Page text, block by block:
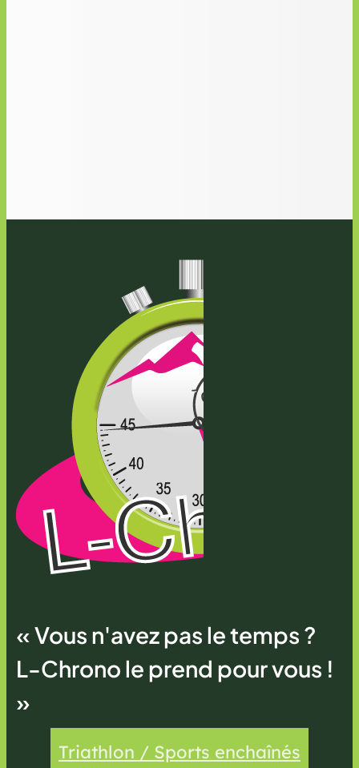
« Vous n'avez pas le temps ?
L-Chrono le prend pour vous !
»
Triathlon / Sports enchaînés